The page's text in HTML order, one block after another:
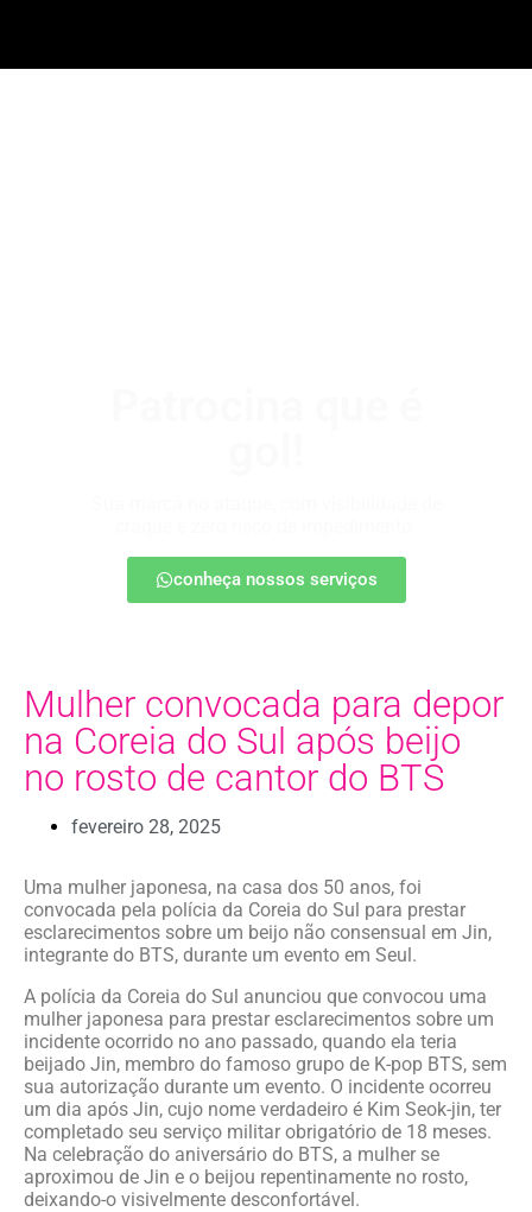
conheça nossos serviços
Mulher convocada para depor
na Coreia do Sul após beijo
no rosto de cantor do BTS
fevereiro 28, 2025
Uma mulher japonesa, na casa dos 50 anos, foi
convocada pela polícia da Coreia do Sul para prestar
esclarecimentos sobre um beijo não consensual em Jin,
integrante do BTS, durante um evento em Seul.
A polícia da Coreia do Sul anunciou que convocou uma
mulher japonesa para prestar esclarecimentos sobre um
incidente ocorrido no ano passado, quando ela teria
beijado Jin, membro do famoso grupo de K-pop BTS, sem
sua autorização durante um evento. O incidente ocorreu
um dia após Jin, cujo nome verdadeiro é Kim Seok-jin, ter
completado seu serviço militar obrigatório de 18 meses.
Na celebração do aniversário do BTS, a mulher se
aproximou de Jin e o beijou repentinamente no rosto,
deixando-o visivelmente desconfortável.